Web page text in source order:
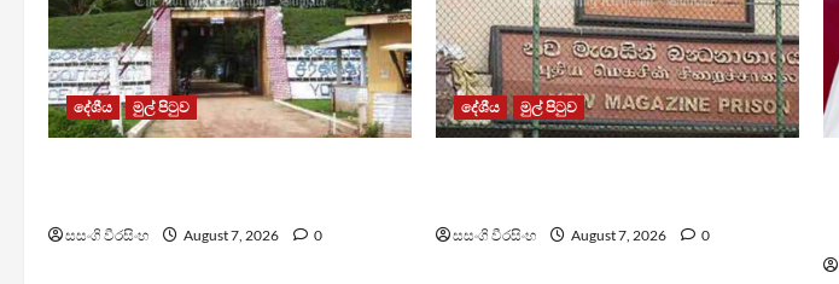
දේශීය මුල් පිටුව
සසංගි වීරසිංහ August 7, 2026 0
දේශීය මුල් පිටුව
සසංගි වීරසිංහ August 7, 2026 0